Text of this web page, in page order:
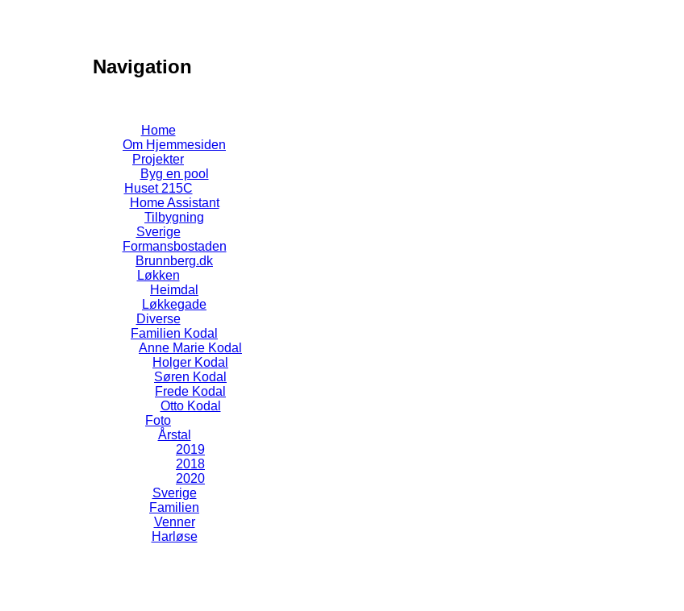
Navigation
Home
Om Hjemmesiden
Projekter
Byg en pool
Huset 215C
Home Assistant
Tilbygning
Sverige
Formansbostaden
Brunnberg.dk
Løkken
Heimdal
Løkkegade
Diverse
Familien Kodal
Anne Marie Kodal
Holger Kodal
Søren Kodal
Frede Kodal
Otto Kodal
Foto
Årstal
2019
2018
2020
Sverige
Familien
Venner
Harløse